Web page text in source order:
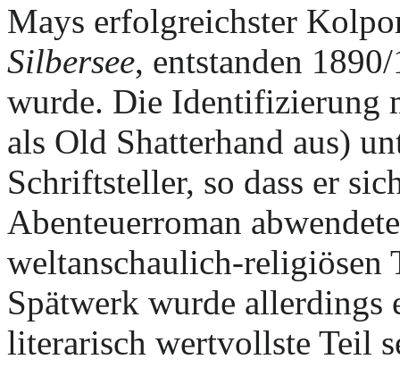
Mays erfolgreichster
Silbersee, entstanden
wurde. Die Identifizierung
als Old Shatterhand aus)
Schriftsteller, so dass er
Abenteuerroman
weltanschaulich-religiösen
Spätwerk wurde allerdings
literarisch wertvollste Teil